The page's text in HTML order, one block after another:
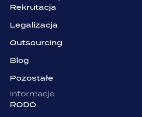
Rekrutacja
Legalizacja
Outsourcing
Blog
Pozostałe
Informacje
RODO